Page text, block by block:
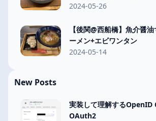
2024-05-26
【後関@西船橋】魚介醤
ーメン+エビワンタン
2024-05-14
New Posts
実装して理解するOpenID
OAuth2